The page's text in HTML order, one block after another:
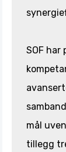
SOF har
mål
tillegg